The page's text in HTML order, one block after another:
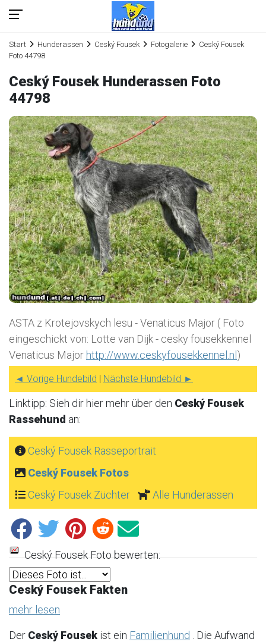
Start Hunderassen Ceský Fousek Fotogalerie
Ceský Fousek
Foto 44798
Ceský Fousek Hunderassen Foto
44798
ASTA z Krotejovskych lesu - Venaticus Major ( Foto
eingeschickt von: Lotte van Dijk - cesky fousekkennel
Venaticus Major http://www.ceskyfousekkennel.nl )
◄ Vorige Hundebild | Nächste Hundebild ►
Linktipp: Sieh dir hier mehr über den Ceský Fousek
Rassehund an:
Ceský Fousek Rasseportrait
Ceský Fousek Fotos
Ceský Fousek Züchter
Alle Hunderassen
Ceský Fousek Foto bewerten:
Ceský Fousek Fakten
mehr lesen
Der Ceský Fousek ist ein Familienhund . Die Aufwand